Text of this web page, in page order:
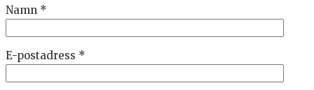
Namn *
E-postadress *